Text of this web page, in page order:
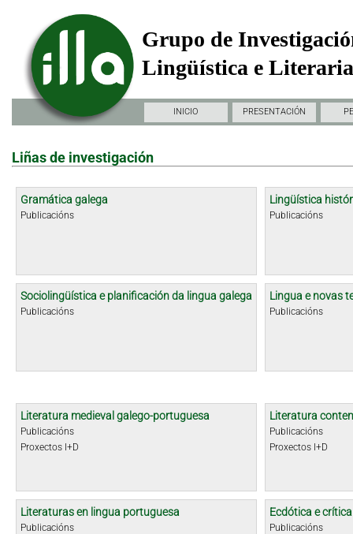
Grupo de
Lingüística e
INICIO PRESENTACIÓN
Liñas de investigación
Gramática galega
Publicacións
Lingüística
Publicacións
Sociolingüística e planificación da lingua galega
Publicacións
Lingua e novas
Publicacións
Literatura medieval galego-portuguesa
Publicacións
Proxectos I+D
Literatura
Publicacións
Proxectos I+D
Literaturas en lingua portuguesa
Publicacións
Ecdótica e
Publicacións